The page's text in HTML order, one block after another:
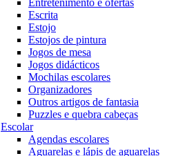
Entretenimento e ofertas
Escrita
Estojo
Estojos de pintura
Jogos de mesa
Jogos didácticos
Mochilas escolares
Organizadores
Outros artigos de fantasia
Puzzles e quebra cabeças
Escolar
Agendas escolares
Aguarelas e lápis de aguarelas